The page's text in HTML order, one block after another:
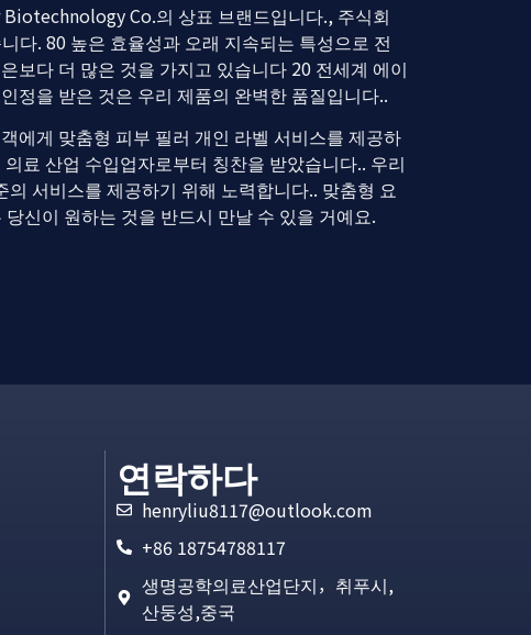
Co.의 상표 브랜드입니다., 주식회
다. 80 높은 효율성과 오래 지속되는 특성으로 전
보다 더 많은 것을 가지고 있습니다 20 전세계 에이
정을 받은 것은 우리 제품의 완벽한 품질입니다..
에게 맞춤형 피부 필러 개인 라벨 서비스를 제공하
료 산업 수입업자로부터 칭찬을 받았습니다.. 우리
의 서비스를 제공하기 위해 노력합니다.. 맞춤형 요
신이 원하는 것을 반드시 만날 수 있을 거예요.
연락하다
henryliu8117@outlook.com
+86 18754788117
생명공학의료산업단지，취푸시,
산둥성,중국